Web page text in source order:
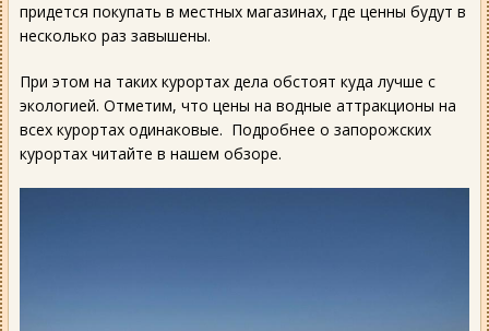
придется покупать в местных магазинах, где ценны будут в
несколько раз завышены.
При этом на таких курортах дела обстоят куда лучше с
экологией. Отметим, что цены на водные аттракционы на
всех курортах одинаковые. Подробнее о запорожских
курортах читайте в нашем обзоре.